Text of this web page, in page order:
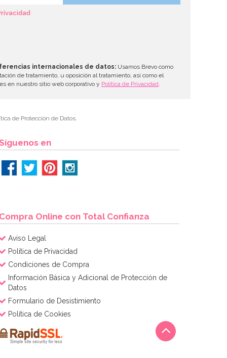
internacionales de datos: Usamos Brevo como
de tratamiento, u oposición al tratamiento, así como el
en nuestro sitio web corporativo y Política de Privacidad
de Protección de Datos.
en
Online con Total Confianza
Aviso Legal
Política de Privacidad
Condiciones de Compra
Información Básica y Adicional de Protección de
Datos
Formulario de Desistimiento
Política de Cookies